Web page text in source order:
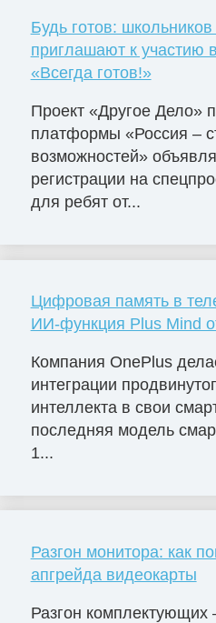
Будь готов:
приглашают к участию
«Всегда готов!»
Проект «Другое Дело»
платформы «Россия –
возможностей»
регистрации на
для ребят от...
Цифровая память в
ИИ-функция Plus Mind
Компания OnePlus
интеграции
интеллекта в свои
последняя модель
1...
Разгон монитора: как
апгрейда видеокарты
Разгон